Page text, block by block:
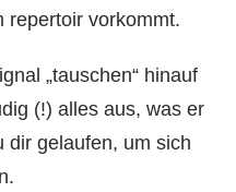
repertoir vorkommt.
„tauschen“ hinauf
(!) alles aus, was er
dir gelaufen, um sich